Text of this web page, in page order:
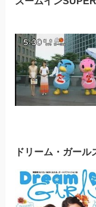
ドリーム・ガール